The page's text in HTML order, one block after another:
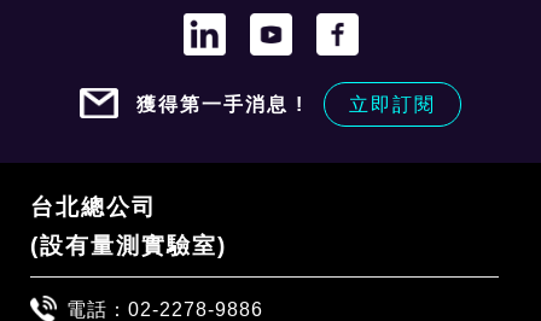
獲得第一手消息 ! 立即訂閱
台北總公司
(設有量測實驗室)
電話： 02-2278-9886